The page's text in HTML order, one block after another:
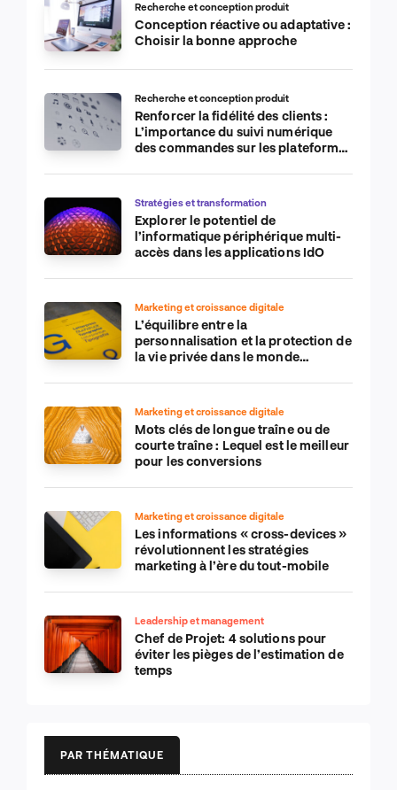
Recherche et conception produit
Conception réactive ou adaptative :
Choisir la bonne approche
Recherche et conception produit
Renforcer la fidélité des clients :
L’importance du suivi numérique
des commandes sur les plateformes
Stratégies et transformation
Explorer le potentiel de
l’informatique périphérique multi-
accès dans les applications IdO
Marketing et croissance digitale
L’équilibre entre la
personnalisation et la protection de
la vie privée dans le monde
Marketing et croissance digitale
Mots clés de longue traîne ou de
courte traîne : Lequel est le meilleur
pour les conversions
Marketing et croissance digitale
Les informations « cross-devices »
révolutionnent les stratégies
marketing à l’ère du tout-mobile
Leadership et management
Chef de Projet: 4 solutions pour
éviter les pièges de l’estimation de
temps
PAR THÉMATIQUE